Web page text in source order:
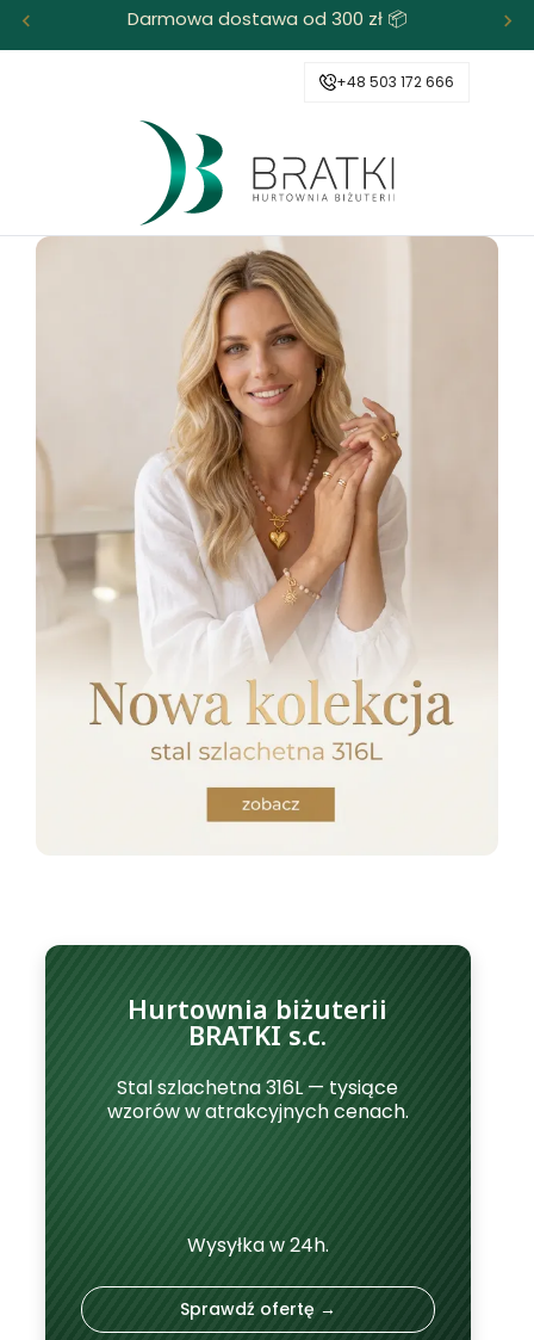
Darmowa dostawa od 300 zł 📦
+48 503 172 666
Hurtownia biżuterii
BRATKI s.c.
Stal szlachetna 316L — tysiące
wzorów w atrakcyjnych cenach.
Wysyłka w 24h.
Sprawdź ofertę →